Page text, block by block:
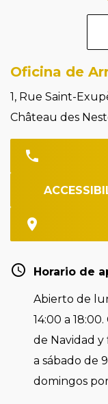
Oficina de
1, Rue Saint-
Château des
Horario de
Abierto de
14:00 a
de Navidad y
a sábado de
domingos